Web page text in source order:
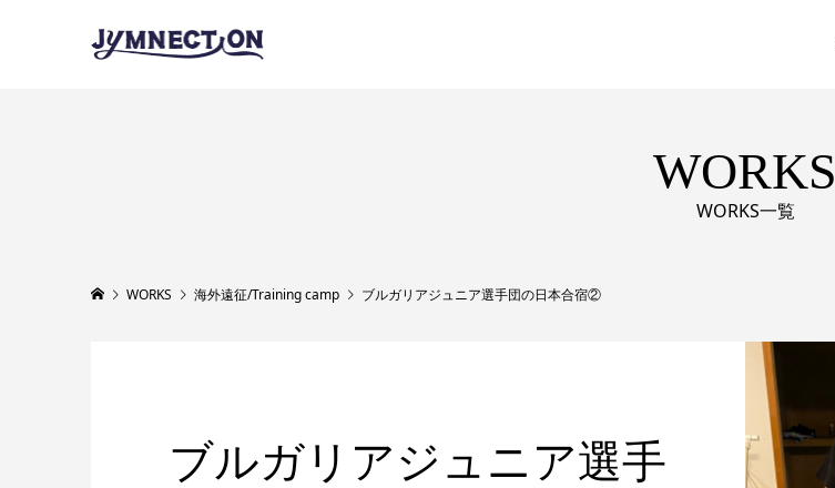
WORKS
WORKS一覧
WORKS 海外遠征/Training camp ブルガリアジュニア選手団の日本合宿②
ブルガリアジュニア選手